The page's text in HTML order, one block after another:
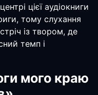
цієї аудіокниги
тому слухання
із твором, де
темп і
мого краю